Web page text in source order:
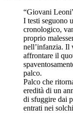
“Giovani
I testi seguono
cronologico,
proprio
nell’infanzia. Il
affrontare il
palco.
Palco che
eredità di un
di sfuggire dai
entrati nei